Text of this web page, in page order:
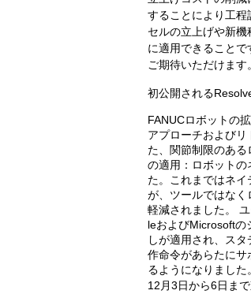
することにより工程
セルの立上げや新
に適用できること
ご期待いただけます。
初公開される
FANUCロボットの
アプローチおよび
た、関節制限のあ
の適用：ロボットの
た。これまではネ
が、ツールではなく
軽減されました。
leおよびMicrosoftの
しが適用され、ス
作命令があらたにサ
るようになりました。
12月3日から6日ま